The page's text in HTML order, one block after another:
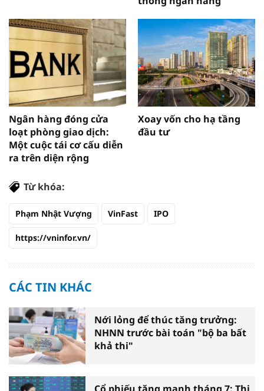
Ngân hàng đóng cửa
loạt phòng giao dịch:
Một cuộc tái cơ cấu diễn
ra trên diện rộng
Xoay vốn cho hạ tầng
đầu tư
Từ khóa:
Phạm Nhật Vượng VinFast IPO
https://vninfor.vn/
CÁC TIN KHÁC
Nới lỏng để thúc tăng trưởng:
NHNN trước bài toán "bộ ba bất
khả thi"